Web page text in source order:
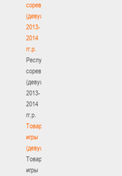
соревнования
(девушки)
2013-
2014
гг.р.
Республиканские
соревнования
(девушки)
2013-
2014
гг.р.
Товарищеские
игры
(девушки)
Товарищеские
игры